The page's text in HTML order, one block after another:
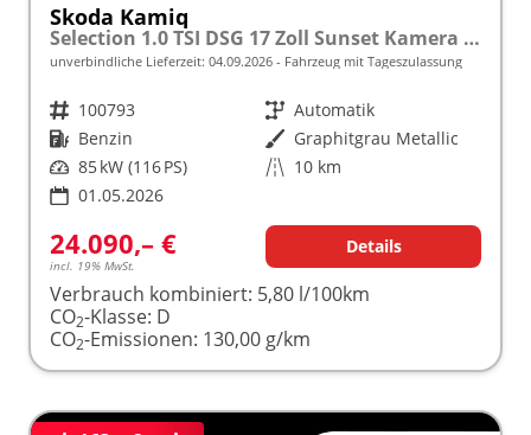
Skoda Kamiq
Selection 1.0 TSI DSG 17 Zoll Sunset Kamera PDC v+h
unverbindliche Lieferzeit: 04.09.2026 Fahrzeug mit Tageszulassung
Fahrzeugnr. 100793 Getriebe Automatik
Kraftstoff Benzin Außenfarbe Graphitgrau Metallic
Leistung 85 kW (116 PS) Kilometerstand 10 km
01.05.2026
24.090,– €
incl. 19% MwSt.
Details
Verbrauch kombiniert: 5,80 l/100km
CO2-Klasse: D
CO2-Emissionen: 130,00 g/km